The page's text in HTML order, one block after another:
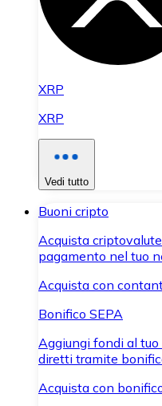
XRP
XRP
Vedi tutto
Buoni cripto
Acquista
pagamento nel tuo
Acquista con
Bonifico SEPA
Aggiungi fondi al
diretti tramite
Acquista con